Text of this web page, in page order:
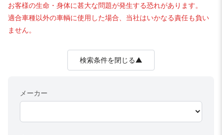
お客様の生命・身体に甚大な問題が発生する恐れがあります。
適合車種以外の車輌に使用した場合、当社はいかなる責任も負い
ません。
検索条件を閉じる▲
メーカー